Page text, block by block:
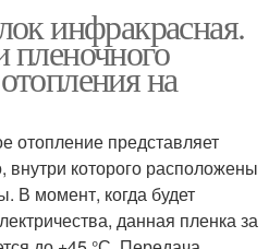
инфракрасная.
пленочного
на
отопление представляет
внутри которого расположены
В момент, когда будет
данная пленка за